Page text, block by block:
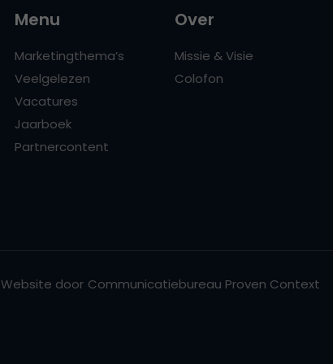
Menu
Marketingthema’s
Veelgelezen
Vacatures
Jaarboek
Partnercontent
Over
Missie & Visie
Colofon
Website door Communicatiebureau Proven Context